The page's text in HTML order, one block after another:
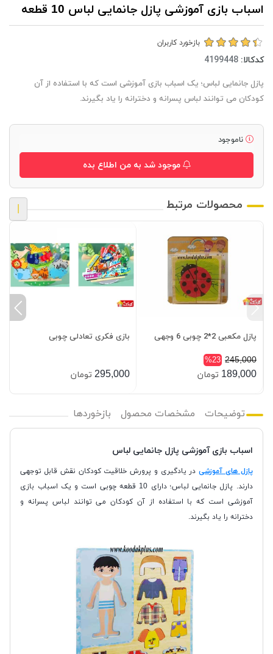
اسباب بازی آموزشی پازل جانمایی لباس 10 قطعه
بازخورد کاربران
کدکالا:
پازل جانمایی لباس؛ یک اسباب بازی آموزشی است که با استفاده از آن
کودکان می توانند لباس پسرانه و دخترانه را یاد بگیرند.
ناموجود
موجود شد به من اطلاع بده
محصولات مرتبط
پازل مکعبی 2*2 چوبی 6 وجهی
245,000
%23
189,000 تومان
بازی فکری تعادلی چوبی
295,000 تومان
توضیحات مشخصات محصول بازخوردها
اسباب بازی آموزشی پازل جانمایی لباس
پازل های آموزشیدر یادگیری و پرورش خلاقیت کودکان نقش قابل توجهی
دارند. پازل جانمایی لباس؛ دارای 10 قطعه چوبی است و یک اسباب بازی
آموزشی است که با استفاده از آن کودکان می توانند لباس پسرانه و
دخترانه را یاد بگیرند.